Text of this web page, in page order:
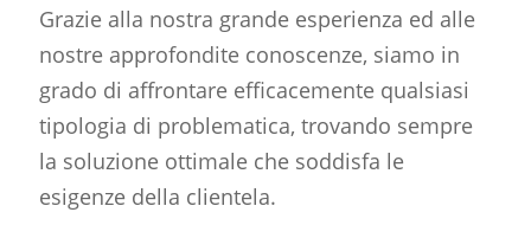
Grazie alla nostra grande esperienza ed alle
nostre approfondite conoscenze, siamo in
grado di affrontare efficacemente qualsiasi
tipologia di problematica, trovando sempre
la soluzione ottimale che soddisfa le
esigenze della clientela.